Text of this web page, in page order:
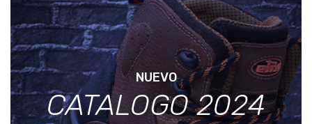
NUEVO
CATALOGO 2024